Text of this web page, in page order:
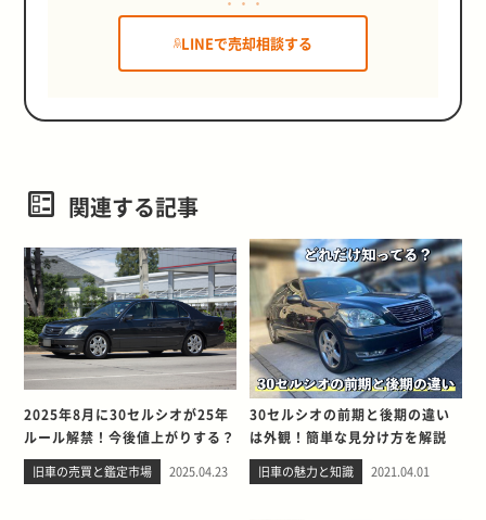
LINEで売却相談する
関連する記事
2025年8月に30セルシオが25年
ルール解禁！今後値上がりする？
旧車の売買と鑑定市場 2025.04.23
30セルシオの前期と後期の違い
は外観！簡単な見分け方を解説
旧車の魅力と知識 2021.04.01